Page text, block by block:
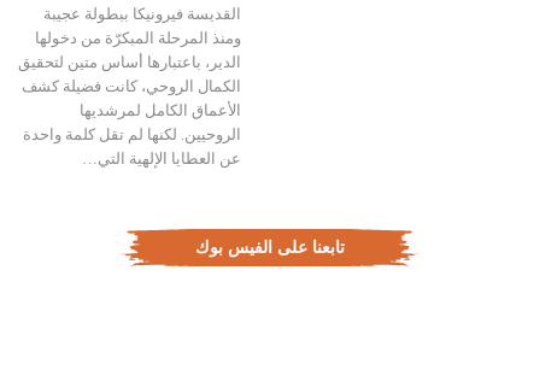
القديسة فيرونيكا ببطولة عجيبة
ومنذ المرحلة المبكرّة من دخولها
الدير، باعتبارها أساس متين لتحقيق
الكمال الروحي، كانت فضيلة كشف
الأعماق الكامل لمرشديها
الروحيين. لكنها لم تقل كلمة واحدة
عن العطايا الإلهية التي…
تابعنا على الفيس بوك